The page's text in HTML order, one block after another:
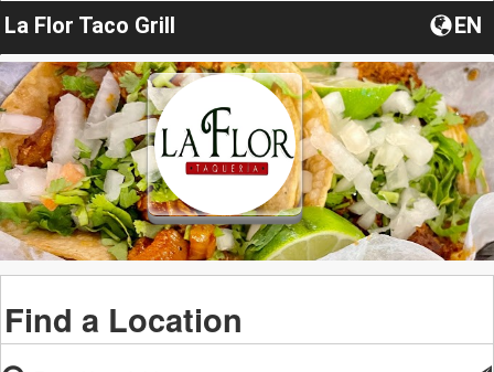
La Flor Taco Grill EN
Find a Location